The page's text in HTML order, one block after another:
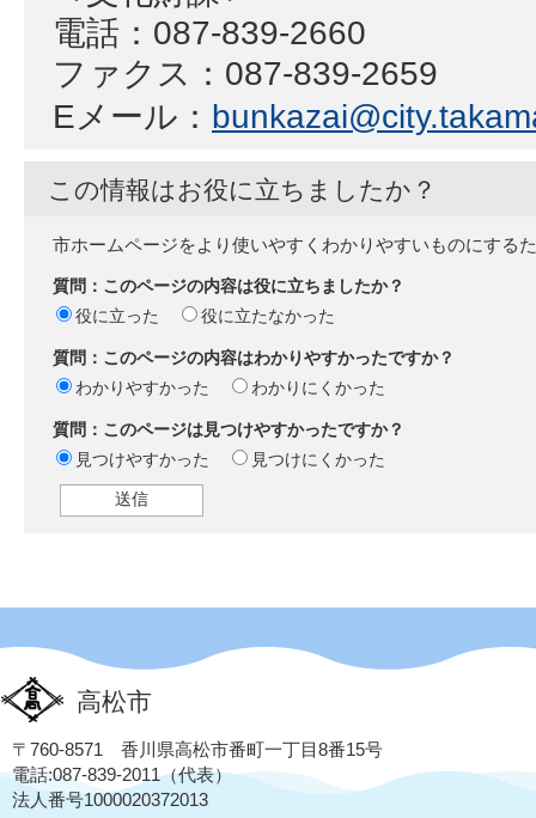
電話：087-839-2660
ファクス：087-839-2659
Eメール：
この情報はお役に立ちましたか？
市ホームページをより使いやすくわかりやすいものにする
質問：このページの内容は役に立ちましたか？
役に立った
役に立たなかった
質問：このページの内容はわかりやすかったですか？
わかりやすかった
わかりにくかった
質問：このページは見つけやすかったですか？
見つけやすかった
見つけにくかった
高松市
〒760-8571 香川県高松市番町一丁目8番15号
電話:087-839-2011（代表）
法人番号1000020372013